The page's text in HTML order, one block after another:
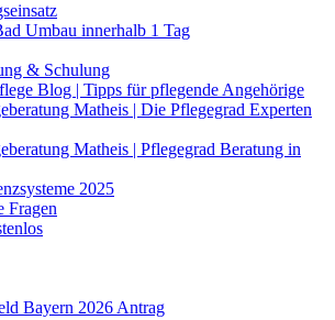
Umbau innerhalb 1 Tag
& Schulung
Blog | Tipps für pflegende Angehörige
Matheis | Die Pflegegrad Experten
Matheis | Pflegegrad Beratung in
2025
Fragen
Bayern 2026 Antrag